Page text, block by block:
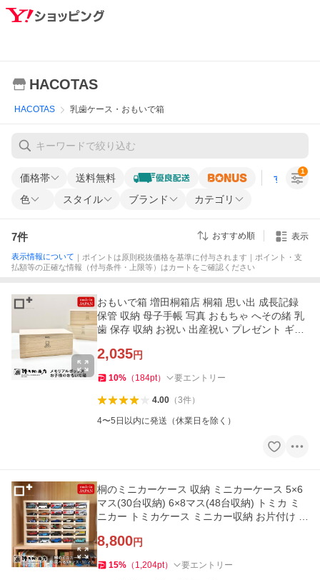
HACOTAS
HACOTAS 乳歯ケース・おもいで箱
価格帯 送料無料 すべての条
色 スタイル ブランド カテゴリ
1
7件 おすすめ順 表示
表示情報について ｜ポイントは原則税抜価格を基準に付与されます｜ポイント・支
払額等の正確な情報（付与条件・上限等）はカートをご確認ください
おもいで箱 増田桐箱店 桐箱 思い出 成長記録
保管 収納 母子手帳 写真 おもちゃ へその緒 乳
歯 保存 収納 お祝い 出産祝い プレゼント ギフ
2,035円
10% （ 184pt） 要エントリー
4.00（3件）
4〜5日以内に発送（休業日を除く）
桐のミニカーケース 収納 ミニカーケース 5×6
マス(30台収納) 6×8マス(48台収納) トミカ ミ
ニカー トミカケース ミニカー収納 お片付け 収
8,800円
15% （ 1,204pt） 要エントリー